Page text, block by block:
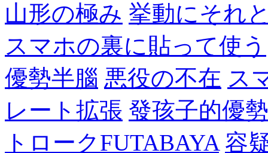
山形の極み 挙動にそれ
スマホの裏に貼って使う
優勢半腦 悪役の不在 ス
レート拡張 發孩子的優
トロークFUTABAYA 容